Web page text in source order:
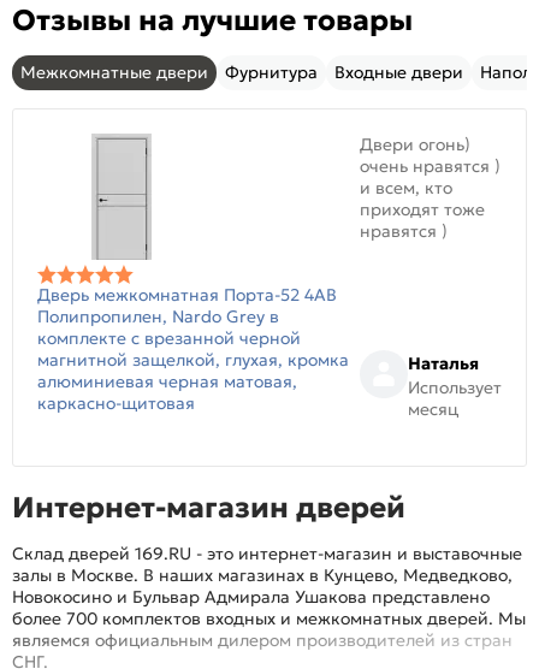
Отзывы на лучшие товары
Межкомнатные двери Фурнитура Входные двери
Дверь межкомнатная Порта-52 4AB
Полипропилен, Nardo Grey в
комплекте с врезанной черной
магнитной защелкой, глухая, кромка
алюминиевая черная матовая,
каркасно-щитовая
Двери огонь)
очень нравятся )
и всем, кто
приходят тоже
нравятся )
Наталья
Использует
месяц
Интернет-магазин дверей
Склад дверей 169.RU - это интернет-магазин и выставочные
залы в Москве. В наших магазинах в Кунцево, Медведково,
Новокосино и Бульвар Адмирала Ушакова представлено
более 700 комплектов входных и межкомнатных дверей. Мы
являемся официальным дилером производителей из стран
СНГ.